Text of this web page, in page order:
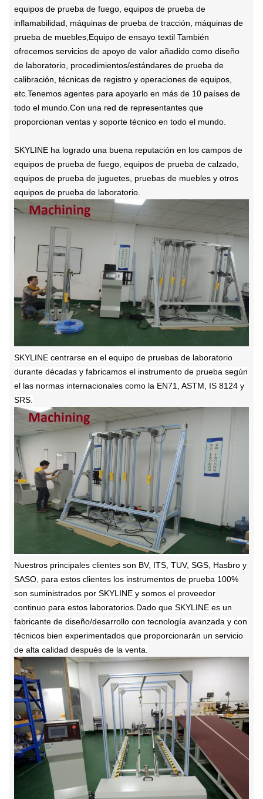
equipos de prueba de fuego, equipos de prueba de
inflamabilidad, máquinas de prueba de tracción, máquinas de
prueba de muebles,Equipo de ensayo textil También
ofrecemos servicios de apoyo de valor añadido como diseño
de laboratorio, procedimientos/estándares de prueba de
calibración, técnicas de registro y operaciones de equipos,
etc.Tenemos agentes para apoyarlo en más de 10 países de
todo el mundo.Con una red de representantes que
proporcionan ventas y soporte técnico en todo el mundo.
SKYLINE ha logrado una buena reputación en los campos de
equipos de prueba de fuego, equipos de prueba de calzado,
equipos de prueba de juguetes, pruebas de muebles y otros
equipos de prueba de laboratorio.
SKYLINE centrarse en el equipo de pruebas de laboratorio
durante décadas y fabricamos el instrumento de prueba según
el las normas internacionales como la EN71, ASTM, IS 8124 y
SRS.
Nuestros principales clientes son BV, ITS, TUV, SGS, Hasbro y
SASO, para estos clientes los instrumentos de prueba 100%
son suministrados por SKYLINE y somos el proveedor
continuo para estos laboratorios.Dado que SKYLINE es un
fabricante de diseño/desarrollo con tecnología avanzada y con
técnicos bien experimentados que proporcionarán un servicio
de alta calidad después de la venta.